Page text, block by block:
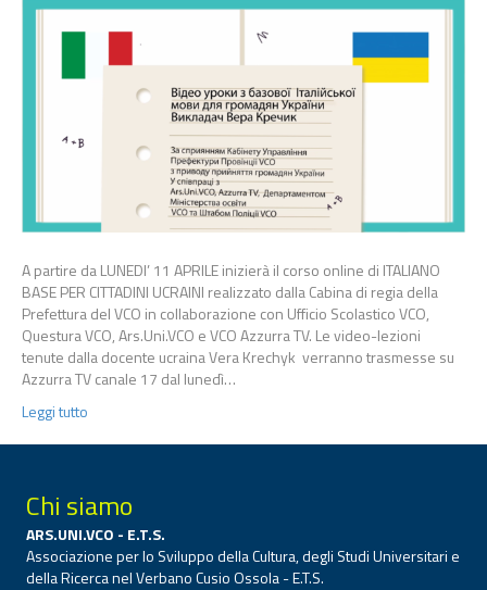
A partire da LUNEDI’ 11 APRILE inizierà il corso online di ITALIANO
BASE PER CITTADINI UCRAINI realizzato dalla Cabina di regia della
Prefettura del VCO in collaborazione con Ufficio Scolastico VCO,
Questura VCO, Ars.Uni.VCO e VCO Azzurra TV. Le video-lezioni
tenute dalla docente ucraina Vera Krechyk verranno trasmesse su
Azzurra TV canale 17 dal lunedì…
Leggi tutto
Chi siamo
ARS.UNI.VCO - E.T.S.
Associazione per lo Sviluppo della Cultura, degli Studi Universitari e
della Ricerca nel Verbano Cusio Ossola - E.T.S.